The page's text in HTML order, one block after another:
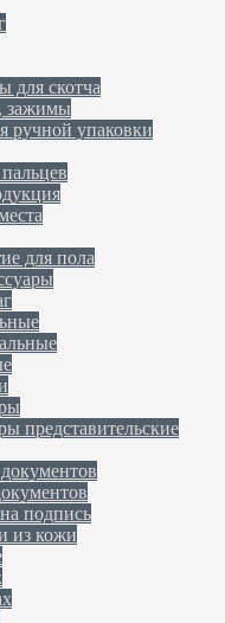
для скотча
зажимы
ручной упаковки
для пола
представительские
подпись
из кожи